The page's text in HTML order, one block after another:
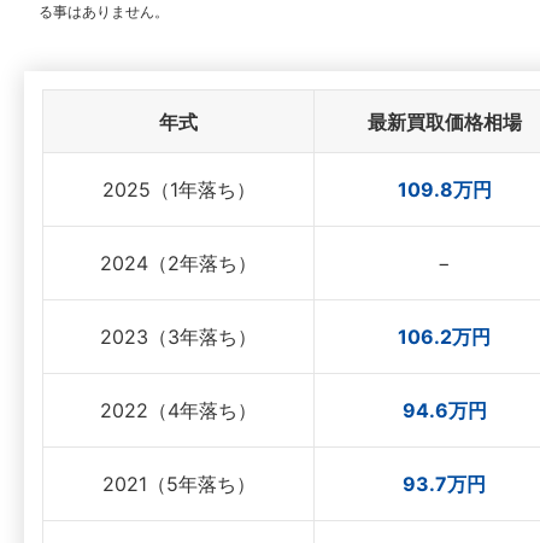
る事はありません。
年式 最新買取価格相場
2025（1年落ち） 109.8万円
2024（2年落ち） −
2023（3年落ち） 106.2万円
2022（4年落ち） 94.6万円
2021（5年落ち） 93.7万円